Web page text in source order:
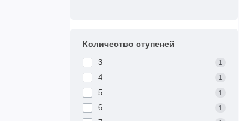
Количество ступеней
3 1
4 1
5 1
6 1